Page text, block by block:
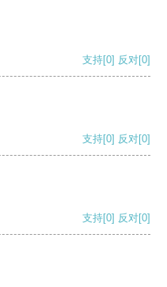
支持[0] 反对[0]
支持[0] 反对[0]
支持[0] 反对[0]